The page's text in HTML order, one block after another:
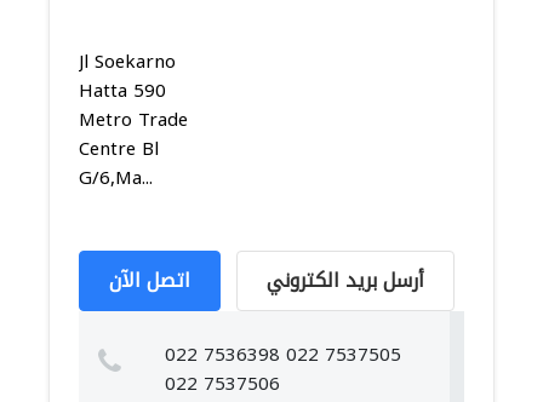
Jl Soekarno
Hatta 590
Metro Trade
Centre Bl
G/6,Ma...
اتصل الآن أرسل بريد الكتروني
022 7536398 022 7537505
022 7537506